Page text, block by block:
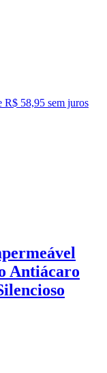
R$ 58,95 sem juros
Antiácaro